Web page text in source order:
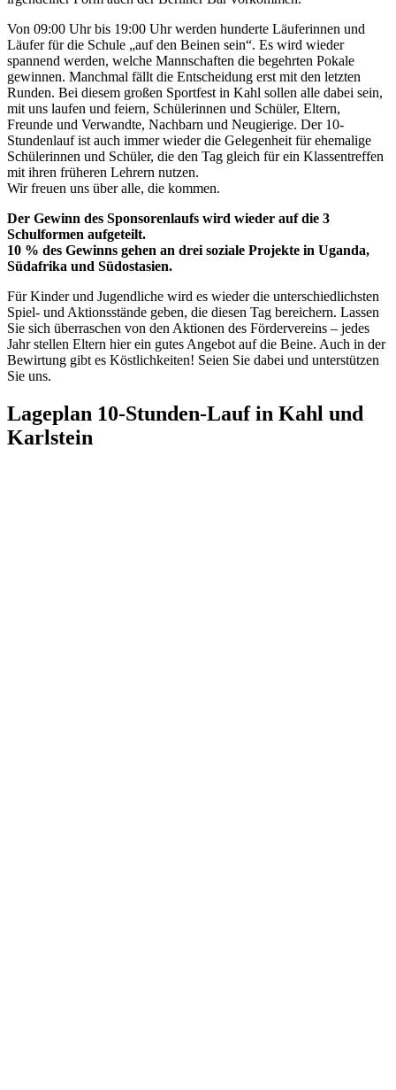
Von 09:00 Uhr bis 19:00 Uhr werden hunderte Läuferinnen und
Läufer für die Schule „auf den Beinen sein“. Es wird wieder
spannend werden, welche Mannschaften die begehrten Pokale
gewinnen. Manchmal fällt die Entscheidung erst mit den letzten
Runden. Bei diesem großen Sportfest in Kahl sollen alle dabei sein,
mit uns laufen und feiern, Schülerinnen und Schüler, Eltern,
Freunde und Verwandte, Nachbarn und Neugierige. Der 10-
Stundenlauf ist auch immer wieder die Gelegenheit für ehemalige
Schülerinnen und Schüler, die den Tag gleich für ein Klassentreffen
mit ihren früheren Lehrern nutzen.
Wir freuen uns über alle, die kommen.
Der Gewinn des Sponsorenlaufs wird wieder auf die 3
Schulformen aufgeteilt.
10 % des Gewinns gehen an drei soziale Projekte in Uganda,
Südafrika und Südostasien.
Für Kinder und Jugendliche wird es wieder die unterschiedlichsten
Spiel- und Aktionsstände geben, die diesen Tag bereichern. Lassen
Sie sich überraschen von den Aktionen des Fördervereins – jedes
Jahr stellen Eltern hier ein gutes Angebot auf die Beine. Auch in der
Bewirtung gibt es Köstlichkeiten! Seien Sie dabei und unterstützen
Sie uns.
Lageplan 10-Stunden-Lauf in Kahl und
Karlstein